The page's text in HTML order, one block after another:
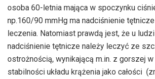
osoba 60-letnia mająca w spoczynku
np.160/90 mmHg ma nadciśnienie
leczenia. Natomiast prawdą jest, że u
nadciśnienie tętnicze należy leczyć ze
ostrożnością, wynikającą m.in. z gorszej
stabilności układu krążenia jako całości